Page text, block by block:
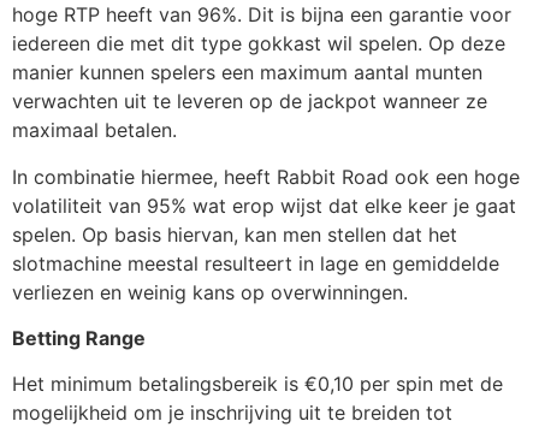
hoge RTP heeft van 96%. Dit is bijna een garantie voor
iedereen die met dit type gokkast wil spelen. Op deze
manier kunnen spelers een maximum aantal munten
verwachten uit te leveren op de jackpot wanneer ze
maximaal betalen.
In combinatie hiermee, heeft Rabbit Road ook een hoge
volatiliteit van 95% wat erop wijst dat elke keer je gaat
spelen. Op basis hiervan, kan men stellen dat het
slotmachine meestal resulteert in lage en gemiddelde
verliezen en weinig kans op overwinningen.
Betting Range
Het minimum betalingsbereik is €0,10 per spin met de
mogelijkheid om je inschrijving uit te breiden tot